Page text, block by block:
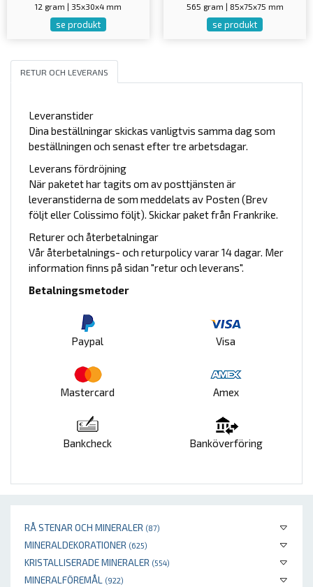
RÅ STENAR OCH MINERALER (87)
MINERALDEKORATIONER (625)
KRISTALLISERADE MINERALER (554)
MINERALFÖREMÅL (922)
12 gram | 35x30x4 mm
se produkt
565 gram | 85x75x75 mm
se produkt
RETUR OCH LEVERANS
Leveranstider
Dina beställningar skickas vanligtvis samma dag som
beställningen och senast efter tre arbetsdagar.
Leverans fördröjning
När paketet har tagits om av posttjänsten är
leveranstiderna de som meddelats av Posten (Brev
följt eller Colissimo följt). Skickar paket från Frankrike.
Returer och återbetalningar
Vår återbetalnings- och returpolicy varar 14 dagar. Mer
information finns på sidan "retur och leverans".
Betalningsmetoder
Paypal Visa
Mastercard Amex
Bankcheck Banköverföring